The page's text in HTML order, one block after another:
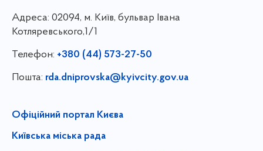
Адреса: 02094, м. Київ, бульвар Івана
Котляревського,1/1
Телефон: +380 (44) 573-27-50
Пошта: rda.dniprovska@kyivcity.gov.ua
Офіційний портал Києва
Київська міська рада